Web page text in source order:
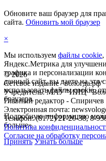
©2026
Сетевое издание "вологда.рф"
Учредитель: МАУ "ИИЦ
Главный редактор -
Электронная почта:
Телефон: (8172) 21-20-38, 8-
Политика
Согласие на обработку
Обновите ваш браузер для
сайта. Обновить мой браузер
×
Мы используем файлы cookie,
Яндекс.Метрика для
трафика и персонализации
данный сайт, вы даете на это
использовать файлы cookie,
браузера.
Подробную информацию
больше».
Принять Узнать больше